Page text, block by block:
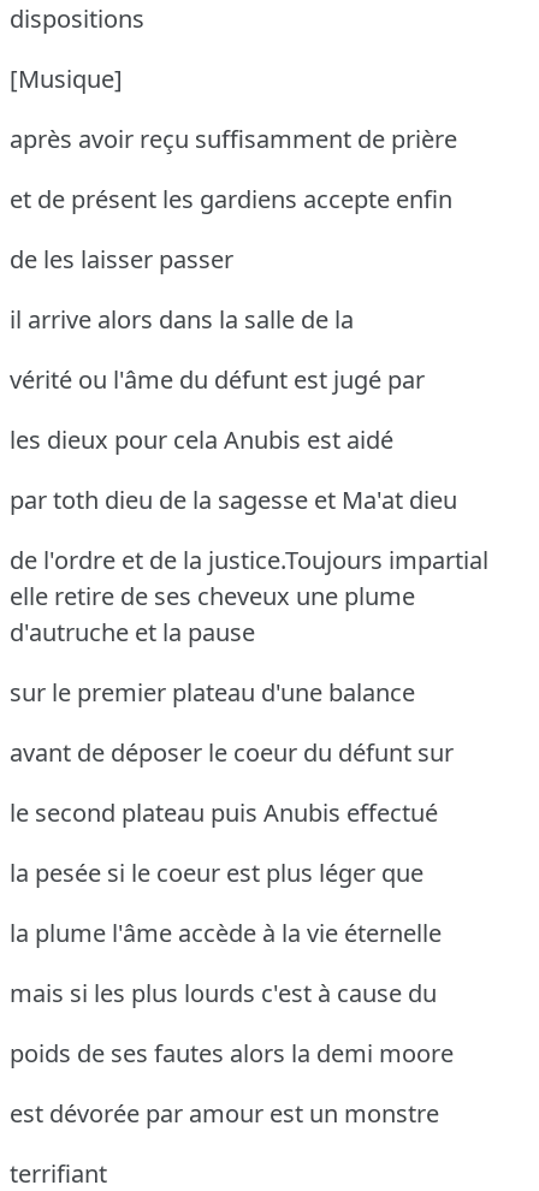
dispositions
[Musique]
après avoir reçu suffisamment de prière
et de présent les gardiens accepte enfin
de les laisser passer
il arrive alors dans la salle de la
vérité ou l'âme du défunt est jugé par
les dieux pour cela Anubis est aidé
par toth dieu de la sagesse et Ma'at dieu
de l'ordre et de la justice.Toujours impartial
elle retire de ses cheveux une plume
d'autruche et la pause
sur le premier plateau d'une balance
avant de déposer le coeur du défunt sur
le second plateau puis Anubis effectué
la pesée si le coeur est plus léger que
la plume l'âme accède à la vie éternelle
mais si les plus lourds c'est à cause du
poids de ses fautes alors la demi moore
est dévorée par amour est un monstre
terrifiant